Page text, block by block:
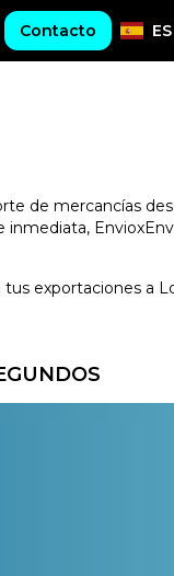
Contacto ES
de mercancías
exportaciones a